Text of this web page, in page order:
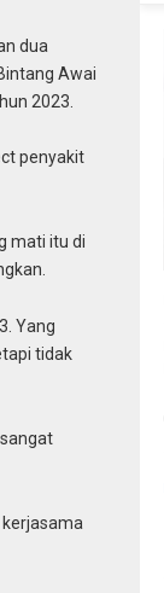
dua
Awai
2023.
penyakit
mati itu di
Yang
tidak